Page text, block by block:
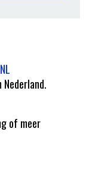
of meer